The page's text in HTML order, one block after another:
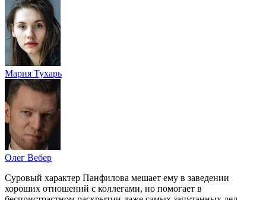
Мария Тухарь
Олег Вебер
Суровый характер Панфилова мешает ему в заведении
хороших отношений с коллегами, но помогает в